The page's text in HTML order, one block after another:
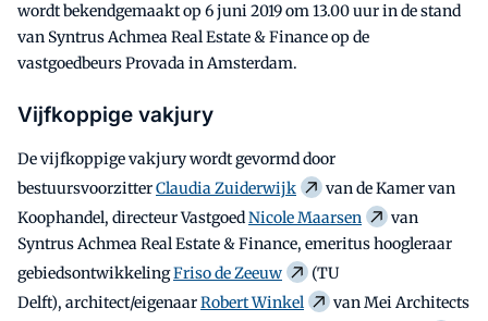
wordt bekendgemaakt op 6 juni 2019 om 13.00 uur in de stand
van Syntrus Achmea Real Estate & Finance op de
vastgoedbeurs Provada in Amsterdam.
Vijfkoppige vakjury
De vijfkoppige vakjury wordt gevormd door
bestuursvoorzitterClaudia Zuiderwijk
van de Kamer van
Koophandel, directeur VastgoedNicole Maarsen
van
Syntrus Achmea Real Estate & Finance, emeritus hoogleraar
gebiedsontwikkelingFriso de Zeeuw
(TU
Delft), architect/eigenaarRobert Winkel
van Mei Architects